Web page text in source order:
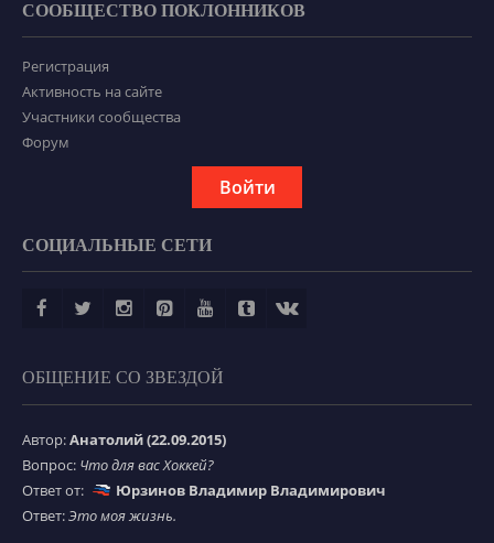
СООБЩЕСТВО ПОКЛОННИКОВ
Регистрация
Активность на сайте
Участники сообщества
Форум
Войти
СОЦИАЛЬНЫЕ СЕТИ
ОБЩЕНИЕ СО ЗВЕЗДОЙ
Автор:Анатолий (22.09.2015)
Вопрос: Что для вас Хоккей?
Ответ от:
Юрзинов Владимир Владимирович
Ответ:Это моя жизнь.